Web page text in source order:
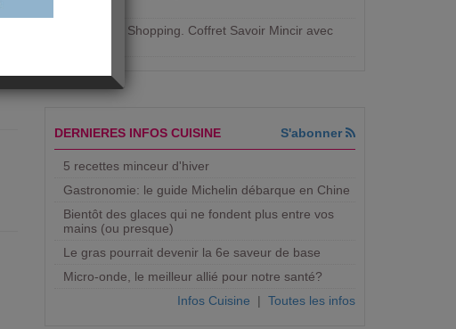
Aujourdhui Shopping. ​Coffret Savoir Mincir avec
DERNIERES INFOS CUISINE S'abonner
5 recettes minceur d'hiver
Gastronomie: le guide Michelin débarque en Chine
Bientôt des glaces qui ne fondent plus entre vos
mains (ou presque)
Le gras pourrait devenir la 6e saveur de base
Micro-onde, le meilleur allié pour notre santé?
Infos Cuisine | Toutes les infos